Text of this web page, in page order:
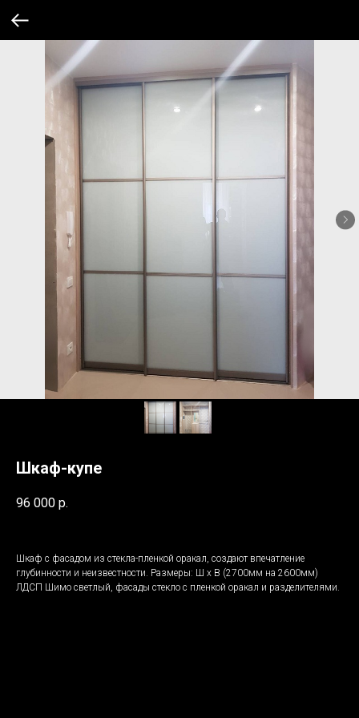
Шкаф-купе
96 000 р.
Шкаф с фасадом из стекла-пленкой оракал, создают впечатление
глубинности и неизвестности. Размеры: Ш х В (2700мм на 2600мм)
ЛДСП Шимо светлый, фасады стекло с пленкой оракал и разделителями.